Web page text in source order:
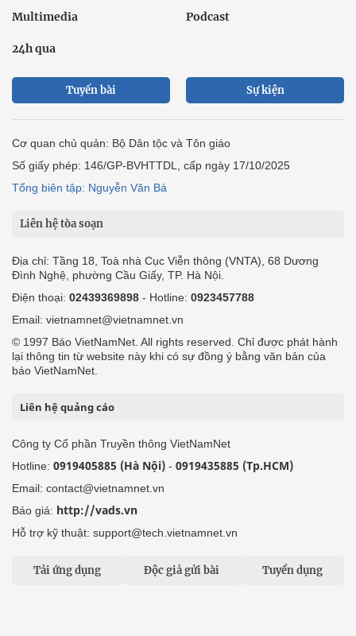
Multimedia Podcast
24h qua
Tuyến bài Sự kiện
Cơ quan chủ quản: Bộ Dân tộc và Tôn giáo
Số giấy phép: 146/GP-BVHTTDL, cấp ngày 17/10/2025
Tổng biên tập: Nguyễn Văn Bá
Liên hệ tòa soạn
Địa chỉ: Tầng 18, Toà nhà Cục Viễn thông (VNTA), 68 Dương
Đình Nghệ, phường Cầu Giấy, TP. Hà Nội.
Điện thoại: 02439369898 - Hotline: 0923457788
Email: vietnamnet@vietnamnet.vn
© 1997 Báo VietNamNet. All rights reserved. Chỉ được phát hành
lại thông tin từ website này khi có sự đồng ý bằng văn bản của
báo VietNamNet.
Liên hệ quảng cáo
Công ty Cổ phần Truyền thông VietNamNet
Hotline: 0919405885 (Hà Nội) - 0919435885 (Tp.HCM)
Email: contact@vietnamnet.vn
Báo giá: http://vads.vn
Hỗ trợ kỹ thuật: support@tech.vietnamnet.vn
Tải ứng dụng Độc giả gửi bài Tuyển dụng